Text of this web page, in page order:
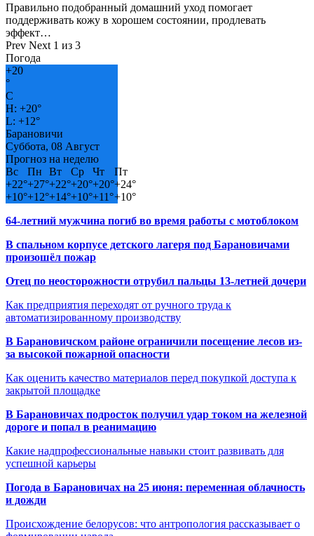
Правильно подобранный домашний уход помогает
поддерживать кожу в хорошем состоянии, продлевать
эффект…
Prev Next 1 из 3
Погода
+20
°
C
H: +20°
L: +12°
Барановичи
Суббота, 08 Август
Прогноз на неделю
Вс
Пн Вт Ср Чт
Пт
+22°+27°+22°+20°+20°+24°
+10°+12°+14°+10°+11°+10°
64-летний мужчина погиб во время работы с мотоблоком
В спальном корпусе детского лагеря под Барановичами
произошёл пожар
Отец по неосторожности отрубил пальцы 13-летней дочери
Как предприятия переходят от ручного труда к
автоматизированному производству
В Барановичском районе ограничили посещение лесов из-
за высокой пожарной опасности
Как оценить качество материалов перед покупкой доступа к
закрытой площадке
В Барановичах подросток получил удар током на железной
дороге и попал в реанимацию
Какие надпрофессиональные навыки стоит развивать для
успешной карьеры
Погода в Барановичах на 25 июня: переменная облачность
и дожди
Происхождение белорусов: что антропология рассказывает о